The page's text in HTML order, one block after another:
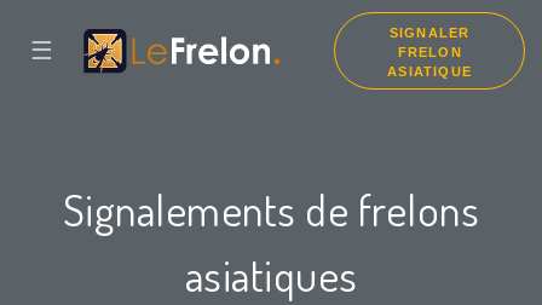
☰
SIGNALER
FRELON
ASIATIQUE
Signalements de frelons
asiatiques